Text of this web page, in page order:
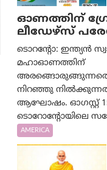
ഓണത്തിന്
ലീഡേഴ്സ്
ടൊറന്റോ: ഇന്ത്യൻ
മഹാഓണത്തിന്
നിറഞ്ഞു
ആഘോഷം. ഓഗസ്റ്റ്
ടൊറോന്റോയിലെ
AMERICA